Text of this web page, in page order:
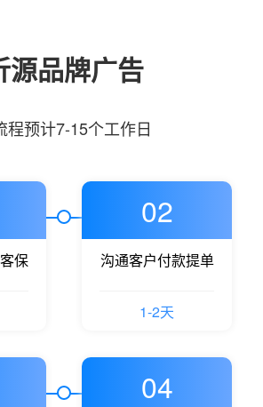
源品牌广告
程预计7-15个工作日
保
02
沟通客户付款提单
1-2天
04